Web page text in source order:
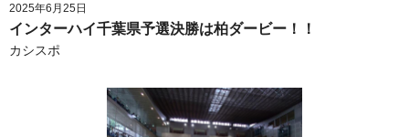
2025年6月25日
インターハイ千葉県予選決勝は柏ダービー！！
カシスポ